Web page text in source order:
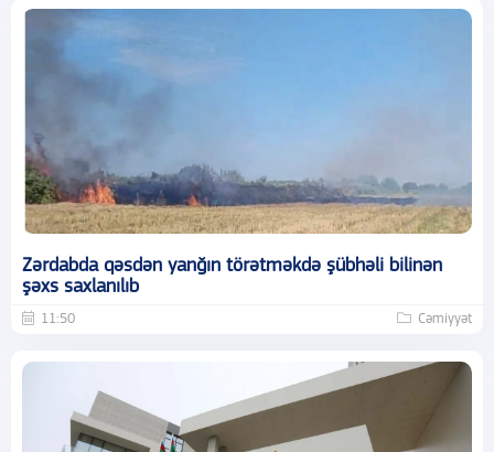
Zərdabda qəsdən yanğın törətməkdə şübhəli bilinən
şəxs saxlanılıb
11:50 Cəmiyyət